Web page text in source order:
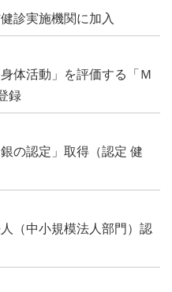
診実施機関に加入
体活動」を評価する「Ｍ
録
の認定」取得（認定 健
（中小規模法人部門）認